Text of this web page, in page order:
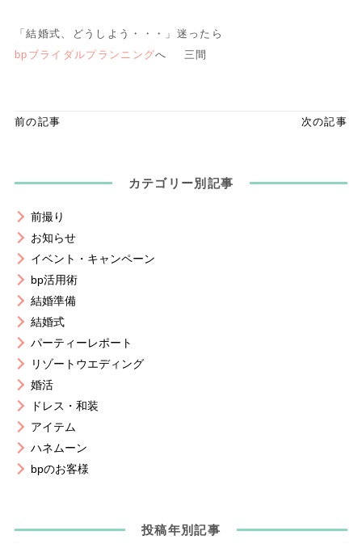
「結婚式、どうしよう・・・」 迷ったら
bpブライダルプランニングへ 三間
前の記事 次の記事
カテゴリー別記事
前撮り
お知らせ
イベント・キャンペーン
bp活用術
結婚準備
結婚式
パーティーレポート
リゾートウエディング
婚活
ドレス・和装
アイテム
ハネムーン
bpのお客様
投稿年別記事